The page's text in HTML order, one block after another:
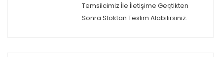
Temsilcimiz İle İletişime Geçtikten
Sonra Stoktan Teslim Alabilirsiniz.